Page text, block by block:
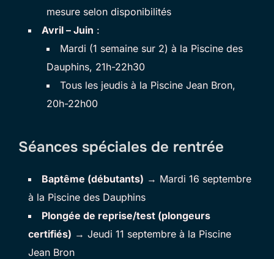
mesure selon disponibilités
Avril – Juin :
Mardi (1 semaine sur 2) à la Piscine des
Dauphins, 21h-22h30
Tous les jeudis à la Piscine Jean Bron,
20h-22h00
Séances spéciales de rentrée
Baptême (débutants) → Mardi 16 septembre
à la Piscine des Dauphins
Plongée de reprise/test (plongeurs
certifiés) → Jeudi 11 septembre à la Piscine
Jean Bron